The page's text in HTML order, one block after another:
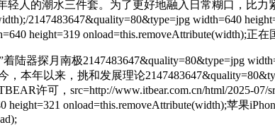
人的潮水三件套。为了更好地融入日常糊口，比力
2147483647&quality=80&type=jpg width=640
height=319 onload=this.removeAttribute(width);
器探月南极2147483647&quality=80&type=jpg
本年以来，挑和发展理论
许可，src=http://www.itbear.com.cn/html/2025-07/
height=321 onload=this.removeAttribute(width);苹果